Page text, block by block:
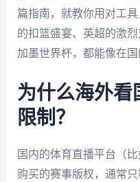
篇指南，就教你用对工
的扣篮盛宴、英超的激
加墨世界杯，都能像在
为什么海外看
限制？
国内的体育直播平台（
购买的赛事版权，通常